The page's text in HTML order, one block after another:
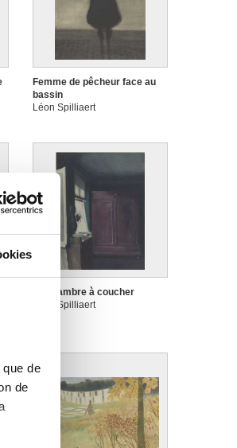
de
de
Femme de pêcheur face au
bassin
Léon Spilliaert
La chambre à coucher
Léon Spilliaert